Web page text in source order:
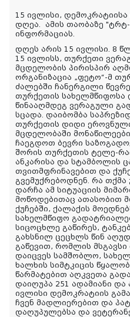
15 ივლისი,
დღეა. ამის თაობაზე "ტრტ-
ინფორმაციას
დღეს არის 15 ივლისი. 8
15 ივლისს, თურქეთი
მცდელობის პირისპირ
ორგანიზაცია „ფეტო“-მ
ძალებში ჩანერგილი
თურქეთის სახელმწიფოსა
წინააღმდეგ ვერაგული
სცადა. დაიბომბა
თურქეთის დიდი
მცდელობაში
ჩაეგდოთ ბევრი
შორის თურქეთის ტელე-
ანკარისა და სტამბოლის
თვითმფრინავებით და
გვემუქრებოდნენ. რა
დარჩა ამ სიტუაციის
მოწოდებითაც ათასობით
ქუჩებში, ქალაქის
სახელმწიფო
სიცოცხლე გაწირეს,
გახსნილ ცეცხლს წინ
გაწევით, რომლის
დაიცვეს სამშობლო,
ხალხის სიმტკიცის
წარმატებით აღკვეთა
დაიღუპა 251 ადამიანი და
ივლისი დემოკრატიის
ჩვენ მადლიერებით და
დაღუპულებსა და